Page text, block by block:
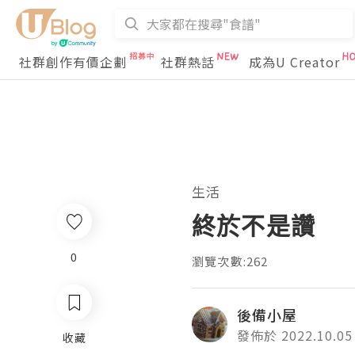
社群創作有價企劃 社群熱話 成為U Creator
生活
終於不是讚
瀏覽次數:262
後備小屋
發佈於 2022.10.05
0
收藏